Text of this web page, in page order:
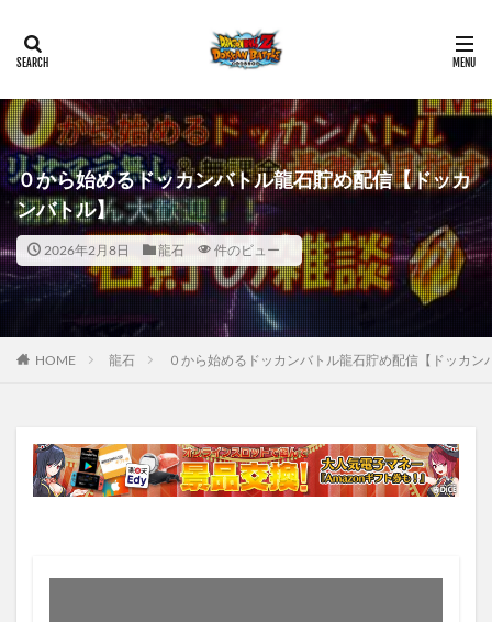
０から始めるドッカンバトル龍石貯め配信【ドッカ
ンバトル】
2026年2月8日 龍石 件のビュー
HOME 龍石 ０から始めるドッカンバトル龍石貯め配信【ドッカン